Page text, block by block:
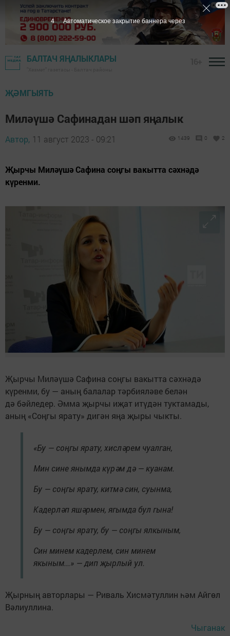
БАЛТАЧ ЯҢАЛЫКЛАРЫ
ҖӘМГЫЯТЬ
Миләүшә Сафинадан шәп яңалык
Автор, 11 август 2023 - 09:21 1439 0 2
Җырчы Миләүшә Сафина соңгы вакытта сәхнәдә
күренми.
Җырчы Миләүшә Сафина соңгы вакытта сәхнәдә
күренми, бу — аның балалар тәрбияләве белән
дә бәйледер. Әмма җырчы иҗат итүдән туктамады,
аның «Соңгы ярату» дигән яңа җыры чыкты.
«Бу — соңгы ярату, хисләрем чуалган,
Мин сине янымда күрәм дә — куанам.
Бу — соңгы ярату, китмә син, суынма,
Кадерләп яшәрмен, ягымда бул гына!
Бу — соңгы ярату, бу — соңгы ялкыным,
Син минем кадерлем, син минем
якыным...» — дип җырлый ул.
Җырның авторлары — Риваль Хисмәтуллин һәм Айгөл
Вәлиуллина.
Чыганак
2 Автоматическое закрытие баннера через